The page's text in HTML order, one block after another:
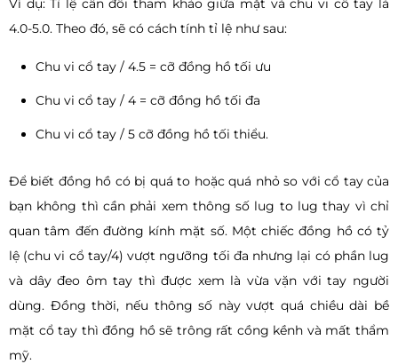
Ví dụ: Tỉ lệ cân đối tham khảo giữa mặt và chu vi cổ tay là
4.0-5.0. Theo đó, sẽ có cách tính tỉ lệ như sau:
Chu vi cổ tay / 4.5 = cỡ đồng hồ tối ưu
Chu vi cổ tay / 4 = cỡ đồng hồ tối đa
Chu vi cổ tay / 5 cỡ đồng hồ tối thiểu.
Để biết đồng hồ có bị quá to hoặc quá nhỏ so với cổ tay của
bạn không thì cần phải xem thông số lug to lug thay vì chỉ
quan tâm đến đường kính mặt số. Một chiếc đồng hồ có tỷ
lệ (chu vi cổ tay/4) vượt ngưỡng tối đa nhưng lại có phần lug
và dây đeo ôm tay thì được xem là vừa vặn với tay người
dùng. Đồng thời, nếu thông số này vượt quá chiều dài bề
mặt cổ tay thì đồng hồ sẽ trông rất cồng kềnh và mất thẩm
mỹ.